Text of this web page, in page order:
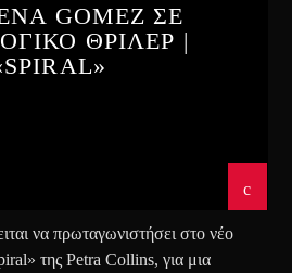
GOMEZ ΣΕ
ΘΡΙΛΕΡ |
να πρωταγωνιστήσει στο νέο
της Petra Collins, για μια